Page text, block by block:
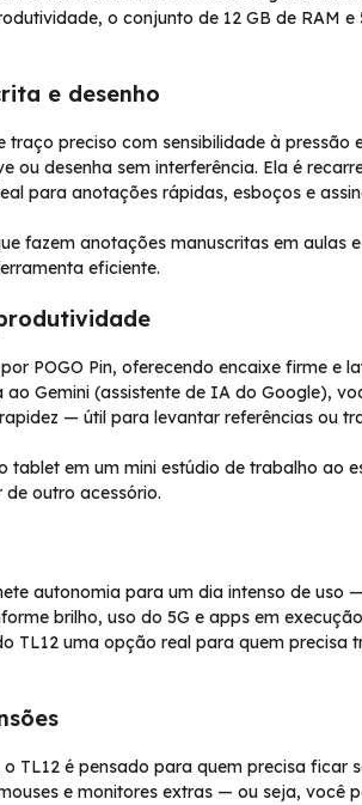
o conjunto de 12 GB de RAM
e desenho
traço preciso com sensibilidade à
ou desenha sem interferência. Ela é
para anotações rápidas, esboços e
fazem anotações manuscritas em aulas
eficiente.
POGO Pin, oferecendo encaixe firme e
Gemini (assistente de IA do Google),
— útil para levantar referências ou
tablet em um mini estúdio de trabalho ao
outro acessório.
autonomia para um dia intenso de uso
brilho, uso do 5G e apps em
TL12 uma opção real para quem precisa
o TL12 é pensado para quem precisa
e monitores extras — ou seja, você